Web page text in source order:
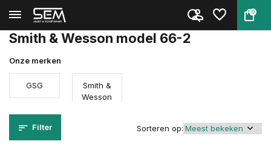
0
Terug Home Smith & Wesson Model 66-2
Smith & Wesson model 66-2
Onze merken
GSG
Smith &
Wesson
Filter Sorteren op: